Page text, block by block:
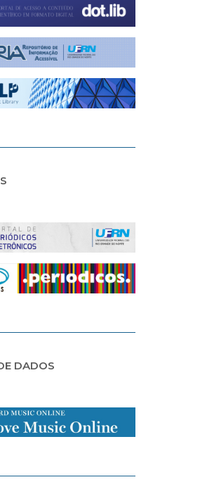
DADOS